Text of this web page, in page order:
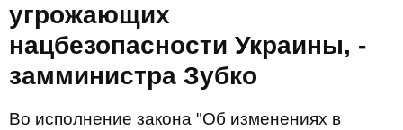
угрожающих
нацбезопасности Украины, -
замминистра Зубко
Во исполнение закона "Об изменениях в